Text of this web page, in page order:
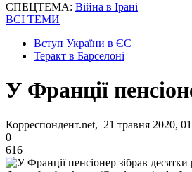
СПЕЦТЕМА: Війна в Ірані
ВСІ ТЕМИ
Вступ України в ЄС
Теракт в Барселоні
У Франції
Корреспондент.net, 21 травня 2020,
0
616